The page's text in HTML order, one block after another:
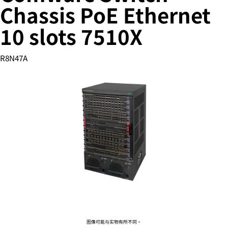
您的购物车目前是空的
立即购买
Chassis PoE Ethernet
10 slots 7510X
R8N47A
图像可能与实物有所不同。